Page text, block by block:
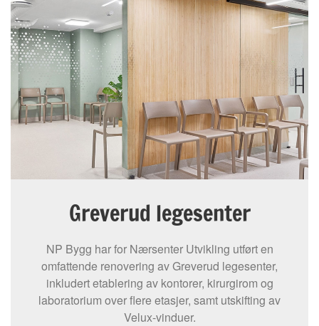
Greverud legesenter
NP Bygg har for Nærsenter Utvikling utført en
omfattende renovering av Greverud legesenter,
inkludert etablering av kontorer, kirurgirom og
laboratorium over flere etasjer, samt utskifting av
Velux-vinduer.